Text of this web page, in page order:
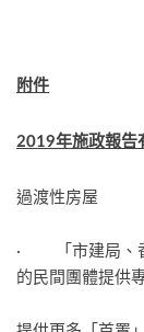
附件
2019年施政報告
過渡性房屋
· 「市建局、香
的民間團體提供